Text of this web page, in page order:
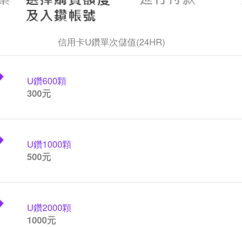
信用卡U鑽單次儲值(24HR)
U鑽600顆
300元
U鑽1000顆
500元
U鑽2000顆
1000元